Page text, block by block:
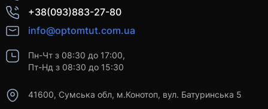
+38(093)883-27-80
info@optomtut.com.ua
Пн-Чт з 08:30 до 17:00,
Пт-Нд з 08:30 до 15:30
41600, Сумська обл, м.Конотоп, вул. Батуринська 5